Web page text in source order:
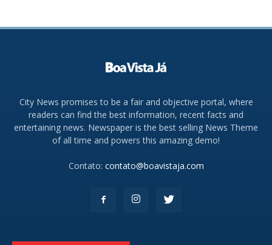
City News promises to be a fair and objective portal, where
readers can find the best information, recent facts and
entertaining news. Newspaper is the best selling News Theme
of all time and powers this amazing demo!
Contato: contato@boavistaja.com